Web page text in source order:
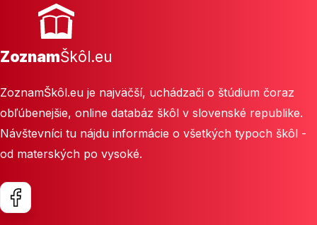
ZoznamŠkôl.eu
ZoznamŠkôl.eu je najväčší, uchádzači o štúdium čoraz
obľúbenejšie, online databáz škôl v slovenské republike.
Návštevníci tu nájdu informácie o všetkých typoch škôl -
od materských po vysoké.